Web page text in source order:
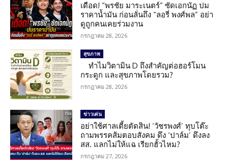
เดือด! “พรชัย มาระเนตร์” ซัดเอกนัฏ ปม
ราคาน้ำมัน ก่อนลั่นถึง “ลอรี่ พงศ์พล” อย่า
ดูถูกคนเคยร่วมงาน
กรกฎาคม 28, 2026
สุขภาพ
ทำไมวิตามิน D ถึงสำคัญต่อฮอร์โมน
กระดูก และสุขภาพโดยรวม?
กรกฎาคม 28, 2026
ข่าวเด่น
อย่าใช้ศาลเตี้ยตัดสิน! ‘วัชรพงศ์’ ทุบโต๊ะ
ถามพรรคส้มตอบสังคม ดึง ‘ปาล์ม’ ดึงลง
สส. แลกไม่ให้แฉ เรียกฮั้วไหม?
กรกฎาคม 27, 2026